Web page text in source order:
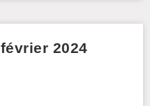
2024